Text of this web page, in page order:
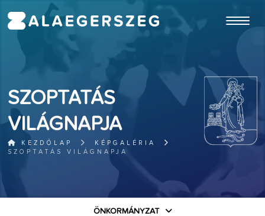
SZOPTATÁS
VILÁGNAPJA
KEZDŐLAP
KÉPGALÉRIA
SZOPTATÁS VILÁGNAPJA
ÖNKORMÁNYZAT